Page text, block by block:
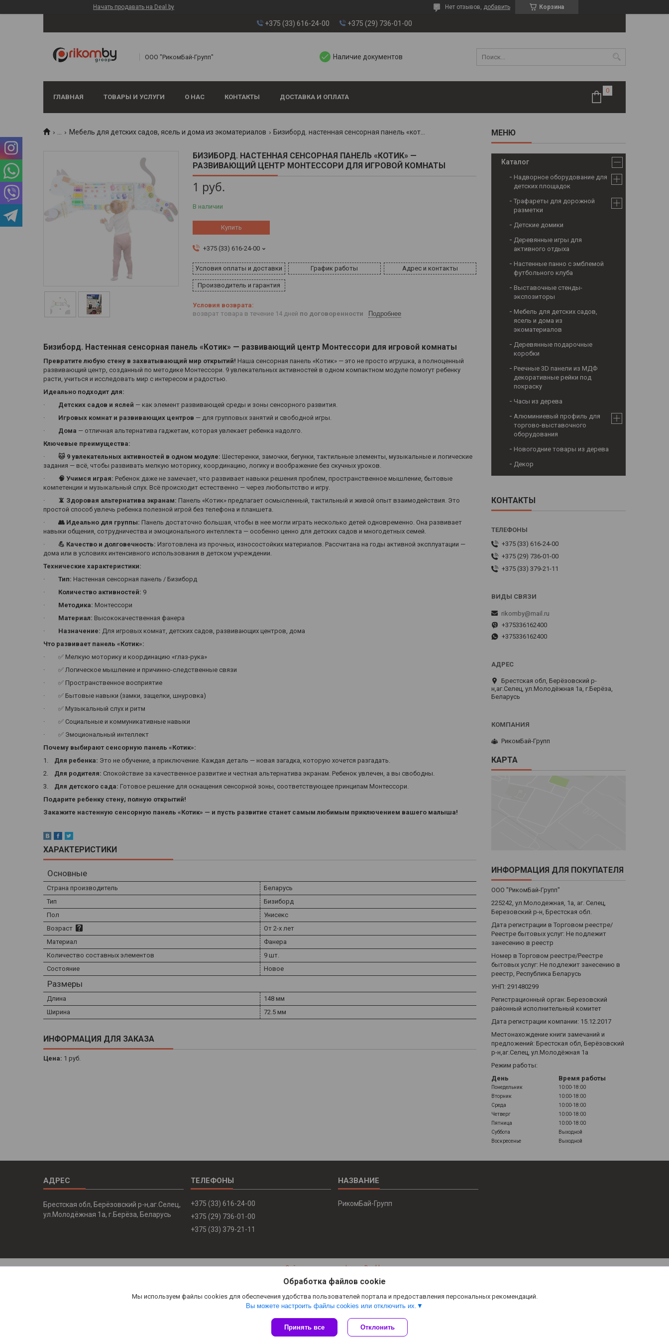
Начать продавать на Deal.by Корзина
Нет отзывов, добавить
+375 (33) 616-24-00 +375 (29) 736-01-00
ООО "РикомБай-Групп" Наличие документов
ГЛАВНАЯ ТОВАРЫ И УСЛУГИ О НАС КОНТАКТЫ ДОСТАВКА И ОПЛАТА
... Мебель для детских садов, ясель и дома из экоматериалов Бизиборд. настенная сенсорная панель «котик» — развивающий центр монтессори для игровой комнаты
БИЗИБОРД. НАСТЕННАЯ СЕНСОРНАЯ ПАНЕЛЬ «КОТИК» —
РАЗВИВАЮЩИЙ ЦЕНТР МОНТЕССОРИ ДЛЯ ИГРОВОЙ КОМНАТЫ
1 руб.
В наличии
Купить
+375 (33) 616-24-00
Условия оплаты и доставки График работы Адрес и контакты
Производитель и гарантия
возврат товара в течение 14 дней по договоренности Подробнее
Бизиборд. Настенная сенсорная панель «Котик» — развивающий центр Монтессори для игровой комнаты
Превратите любую стену в захватывающий мир открытий! Наша сенсорная панель «Котик» — это не просто игрушка, а полноценный
развивающий центр, созданный по методике Монтессори. 9 увлекательных активностей в одном компактном модуле помогут ребенку
расти, учиться и исследовать мир с интересом и радостью.
Идеально подходит для:
· Детских садов и яслей — как элемент развивающей среды и зоны сенсорного развития.
· Игровых комнат и развивающих центров — для групповых занятий и свободной игры.
· Дома — отличная альтернатива гаджетам, которая увлекает ребенка надолго.
Ключевые преимущества:
· 🐱 9 увлекательных активностей в одном модуле: Шестеренки, замочки, бегунки, тактильные элементы, музыкальные и логические
задания — всё, чтобы развивать мелкую моторику, координацию, логику и воображение без скучных уроков.
· 🧠 Учимся играя: Ребенок даже не замечает, что развивает навыки решения проблем, пространственное мышление, бытовые
компетенции и музыкальный слух. Всё происходит естественно — через любопытство и игру.
· 📵 Здоровая альтернатива экранам: Панель «Котик» предлагает осмысленный, тактильный и живой опыт взаимодействия. Это
простой способ увлечь ребенка полезной игрой без телефона и планшета.
· 👥 Идеально для группы: Панель достаточно большая, чтобы в нее могли играть несколько детей одновременно. Она развивает
навыки общения, сотрудничества и эмоционального интеллекта — особенно ценно для детских садов и многодетных семей.
· 💪 Качество и долговечность: Изготовлена из прочных, износостойких материалов. Рассчитана на годы активной эксплуатации —
дома или в условиях интенсивного использования в детском учреждении.
Технические характеристики:
· Тип: Настенная сенсорная панель / Бизиборд
· Количество активностей: 9
· Методика: Монтессори
· Материал: Высококачественная фанера
· Назначение: Для игровых комнат, детских садов, развивающих центров, дома
Что развивает панель «Котик»:
· ✅ Мелкую моторику и координацию «глаз-рука»
· ✅ Логическое мышление и причинно-следственные связи
· ✅ Пространственное восприятие
· ✅ Бытовые навыки (замки, защелки, шнуровка)
· ✅ Музыкальный слух и ритм
· ✅ Социальные и коммуникативные навыки
· ✅ Эмоциональный интеллект
Почему выбирают сенсорную панель «Котик»:
1. Для ребенка: Это не обучение, а приключение. Каждая деталь — новая загадка, которую хочется разгадать.
2. Для родителя: Спокойствие за качественное развитие и честная альтернатива экранам. Ребенок увлечен, а вы свободны.
3. Для детского сада: Готовое решение для оснащения сенсорной зоны, соответствующее принципам Монтессори.
Подарите ребенку стену, полную открытий!
Закажите настенную сенсорную панель «Котик» — и пусть развитие станет самым любимым приключением вашего малыша!
ХАРАКТЕРИСТИКИ
Основные
Страна производитель
Беларусь
Тип
Бизиборд
Пол
Унисекс
Возраст
От 2-х лет
Материал
Фанера
Количество составных элементов
9 шт.
Состояние
Новое
Размеры
Длина
148 мм
Ширина
72.5 мм
ИНФОРМАЦИЯ ДЛЯ ЗАКАЗА
Цена: 1 руб.
Каталог
Надворное оборудование для
детских площадок
Трафареты для дорожной
разметки
Детские домики
Деревянные игры для
активного отдыха
Настенные панно с эмблемой
футбольного клуба
Выставочные стенды-
экспозиторы
Мебель для детских садов,
ясель и дома из
экоматериалов
Деревянные подарочные
коробки
Реечные 3D панели из МДФ
декоративные рейки под
покраску
Часы из дерева
Алюминиевый профиль для
торгово-выставочного
оборудования
Новогодние товары из дерева
Декор
КОНТАКТЫ
+375 (33) 616-24-00
+375 (29) 736-01-00
+375 (33) 379-21-11
rikomby@mail.ru
+375336162400
+375336162400
Брестская обл, Берёзовский р-
н,аг.Селец, ул.Молодёжная 1а, г.Берёза,
Беларусь
РикомБай-Групп
КАРТА
ИНФОРМАЦИЯ ДЛЯ ПОКУПАТЕЛЯ
ООО "РикомБай-Групп"
225242, ул.Молодежная, 1а, аг. Селец,
Березовский р-н, Брестская обл.
Дата регистрации в Торговом реестре/
Реестре бытовых услуг: Не подлежит
занесению в реестр
Номер в Торговом реестре/Реестре
бытовых услуг: Не подлежит занесению в
реестр, Республика Беларусь
УНП: 291480299
Регистрационный орган: Березовский
районный исполнительный комитет
Дата регистрации компании: 15.12.2017
Местонахождение книги замечаний и
предложений: Брестская обл, Берёзовский
р-н,аг.Селец, ул.Молодёжная 1а
Режим работы:
День
Время работы
Понедельник
10:00-18:00
Вторник
10:00-18:00
Среда
10:00-18:00
Четверг
10:00-18:00
Пятница
10:00-18:00
Суббота
Выходной
Воскресенье
Выходной
Брестская обл, Берёзовский р-н,аг.Селец,
ул.Молодёжная 1а, г.Берёза, Беларусь
+375 (33) 616-24-00
+375 (29) 736-01-00
+375 (33) 379-21-11
РикомБай-Групп
Сайт создан на платформе Deal.by
Политика обработки файлов cookies
Обработка файлов cookie
Мы используем файлы cookies для обеспечения удобства пользователей портала и предоставления персональных рекомендаций.
Вы можете настроить файлы cookies или отключить их.
Принять все Отклонить
РикомБай-Групп |Пожаловаться на контент
Select Language ▼